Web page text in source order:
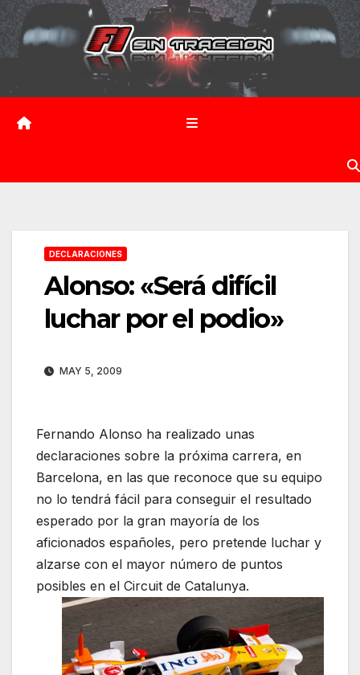
Saltar
contenido
DECLARACIONES
Alonso: «Será difícil
luchar por el podio»
MAY 5, 2009
Fernando Alonso ha realizado unas
declaraciones sobre la próxima carrera, en
Barcelona, en las que reconoce que su equipo
no lo tendrá fácil para conseguir el resultado
esperado por la gran mayoría de los
aficionados españoles, pero pretende luchar y
alzarse con el mayor número de puntos
posibles en el Circuit de Catalunya.